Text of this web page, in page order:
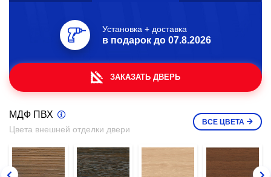
Установка + доставка
в подарок до 07.8.2026
ЗАКАЗАТЬ ДВЕРЬ
МДФ ПВХ
Цвета внешней отделки двери
ВСЕ ЦВЕТА